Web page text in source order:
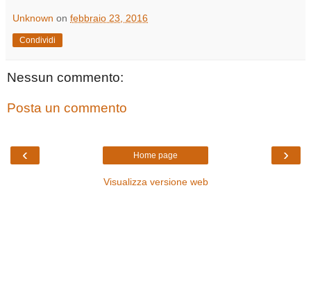
Unknown on febbraio 23, 2016
Condividi
Nessun commento:
Posta un commento
‹ ›
Home page
Visualizza versione web